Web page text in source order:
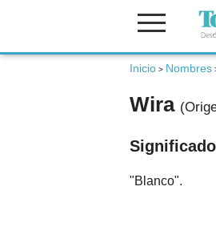
Inicio > Nombres
Wira
"Blanco".